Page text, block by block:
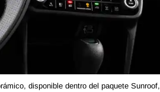
disponible dentro del paquete Sunroof,